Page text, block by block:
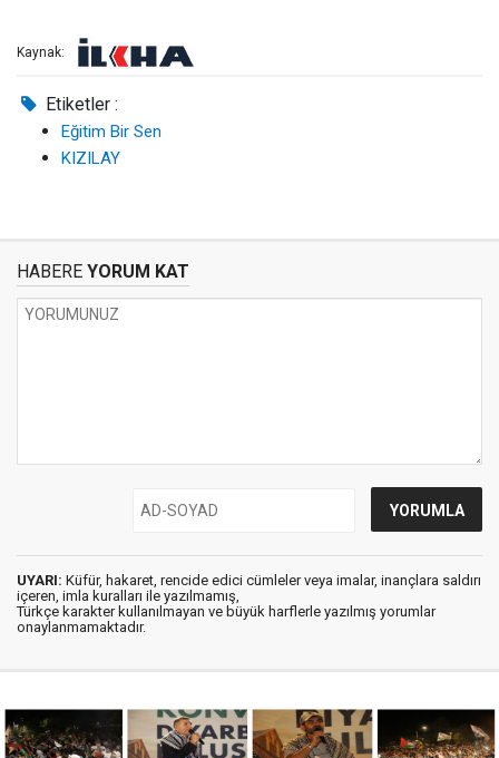
Kaynak:
Etiketler :
Eğitim Bir Sen
KIZILAY
HABERE YORUM KAT
UYARI: Küfür, hakaret, rencide edici cümleler veya imalar, inançlara saldırı
içeren, imla kuralları ile yazılmamış,
Türkçe karakter kullanılmayan ve büyük harflerle yazılmış yorumlar
onaylanmamaktadır.